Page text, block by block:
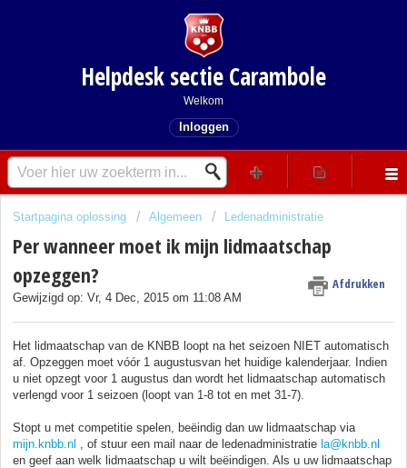
Helpdesk sectie Carambole
Welkom
Inloggen
Startpagina oplossing Algemeen Ledenadministratie
Per wanneer moet ik mijn lidmaatschap
opzeggen?
Afdrukken
Gewijzigd op: Vr, 4 Dec, 2015 om 11:08 AM
Het lidmaatschap van de KNBB loopt na het seizoen NIET automatisch
af. Opzeggen moet vóór 1 augustusvan het huidige kalenderjaar. Indien
u niet opzegt voor 1 augustus dan wordt het lidmaatschap automatisch
verlengd voor 1 seizoen (loopt van 1-8 tot en met 31-7).
Stopt u met competitie spelen, beëindig dan uw lidmaatschap via
mijn.knbb.nl , of stuur een mail naar de ledenadministratie la@knbb.nl
en geef aan welk lidmaatschap u wilt beëindigen. Als u uw lidmaatschap